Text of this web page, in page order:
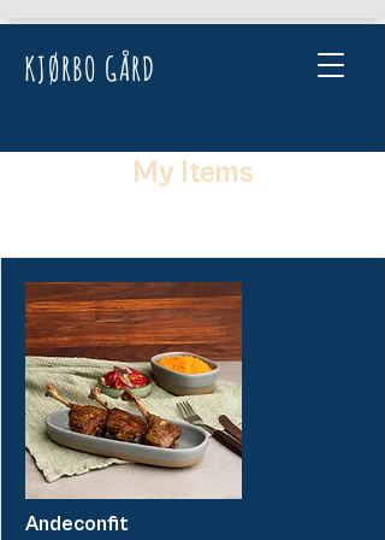
KJØRBO GÅRD
My Items
Andeconfit